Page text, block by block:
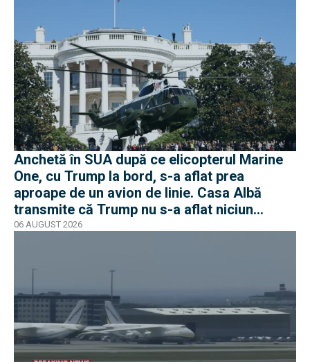
Anchetă în SUA după ce elicopterul Marine
One, cu Trump la bord, s-a aflat prea
aproape de un avion de linie. Casa Albă
transmite că Trump nu s-a aflat niciun
moment în pericol
06 AUGUST 2026